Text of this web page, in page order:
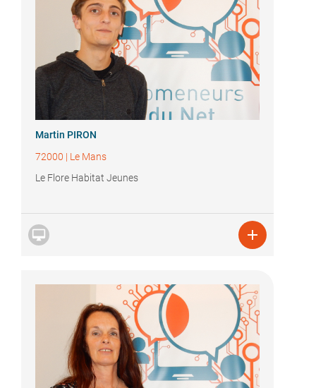
Martin PIRON
72000 | Le Mans
Le Flore Habitat Jeunes
 